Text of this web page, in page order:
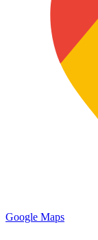
Google Maps